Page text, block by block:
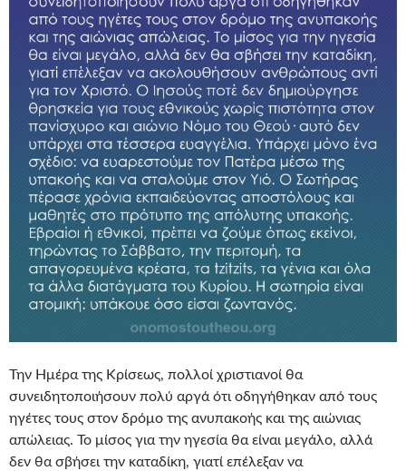
Την Ημέρα της Κρίσεως, πολλοί χριστιανοί θα
συνειδητοποιήσουν πολύ αργά ότι οδηγήθηκαν από τους
ηγέτες τους στον δρόμο της ανυπακοής και της αιώνιας
απώλειας. Το μίσος για την ηγεσία θα είναι μεγάλο, αλλά
δεν θα σβήσει την καταδίκη, γιατί επέλεξαν να